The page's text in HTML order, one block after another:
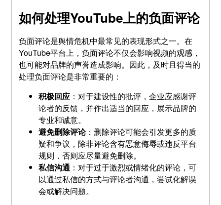
如何处理YouTube上的负面评论
负面评论是舆情危机中最常见的表现形式之一。在
YouTube平台上，负面评论不仅会影响视频的观感，
也可能对品牌的声誉造成影响。因此，及时且得当的
处理负面评论是非常重要的：
积极回应 ：对于建设性的批评，企业应感谢评
论者的反馈，并作出适当的回应，展示品牌的
专业和诚意。
避免删除评论：删除评论可能会引发更多的质
疑和争议，除非评论含有恶意侮辱或违反平台
规则，否则应尽量避免删除。
私信沟通 ：对于过于激烈或情绪化的评论，可
以通过私信的方式与评论者沟通，尝试化解误
会或解决问题。